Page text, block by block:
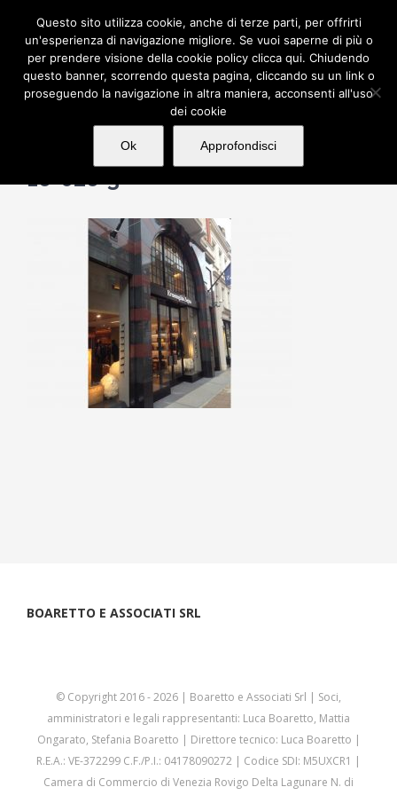
contenuto
16-026-3
BOARETTO E ASSOCIATI SRL
© Copyright 2016 -2026 | Boaretto e Associati Srl | Soci,
amministratori e legali rappresentanti: Luca Boaretto, Mattia
Ongarato, Stefania Boaretto | Direttore tecnico: Luca Boaretto |
R.E.A.: VE-372299 C.F./P.I.: 04178090272 | Codice SDI: M5UXCR1 |
Camera di Commercio di Venezia Rovigo Delta Lagunare N. di
Questo sito utilizza cookie, anche di terze parti, per offrirti
un'esperienza di navigazione migliore. Se vuoi saperne di più o
per prendere visione della cookie policy clicca qui. Chiudendo
questo banner, scorrendo questa pagina, cliccando su un link o
proseguendo la navigazione in altra maniera, acconsenti all'uso
dei cookie
Ok Approfondisci